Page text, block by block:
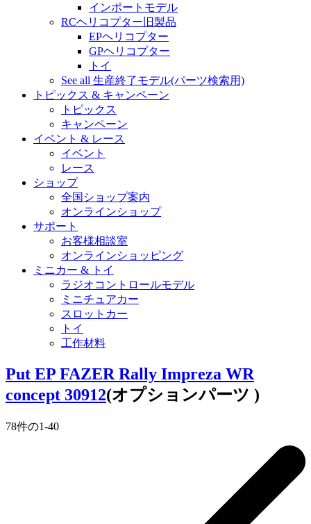
インポートモデル
RCヘリコプター旧製品
EPヘリコプター
GPヘリコプター
トイ
See all 生産終了モデル(パーツ検索用)
トピックス & キャンペーン
トピックス
キャンペーン
イベント & レース
イベント
レース
ショップ
全国ショップ案内
オンラインショップ
サポート
お客様相談室
オンラインショッピング
ミニカー & トイ
ラジオコントロールモデル
ミニチュアカー
スロットカー
トイ
工作材料
Put EP FAZER Rally Impreza WR
concept 30912(オプションパーツ )
78件の1-40